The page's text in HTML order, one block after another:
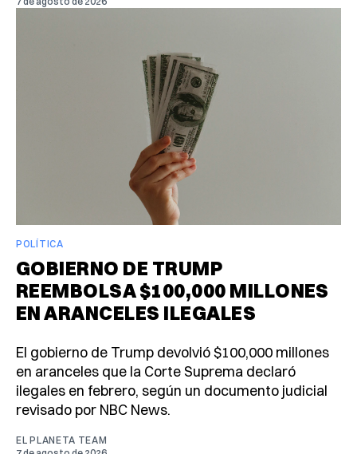
POLÍTICA
GOBIERNO DE TRUMP
REEMBOLSA $100,000 MILLONES
EN ARANCELES ILEGALES
El gobierno de Trump devolvió $100,000 millones
en aranceles que la Corte Suprema declaró
ilegales en febrero, según un documento judicial
revisado por NBC News.
EL PLANETA TEAM